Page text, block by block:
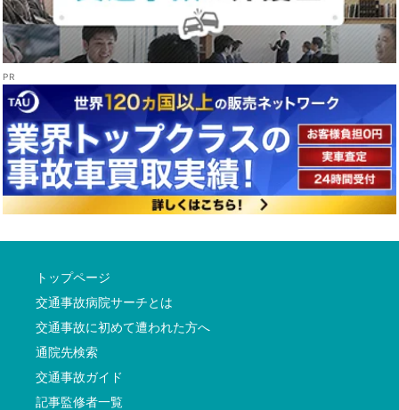
トップページ
交通事故病院サーチとは
交通事故に初めて遭われた方へ
通院先検索
交通事故ガイド
記事監修者一覧